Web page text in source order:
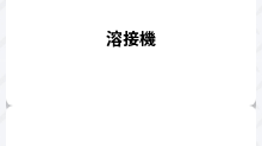
溶接機